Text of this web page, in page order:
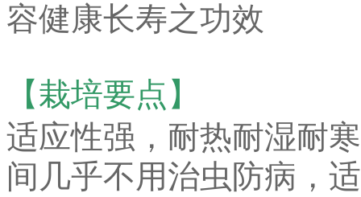
容健康长寿之功效
【栽培要点】
适应性强，耐热耐湿耐
间几乎不用治虫防病，